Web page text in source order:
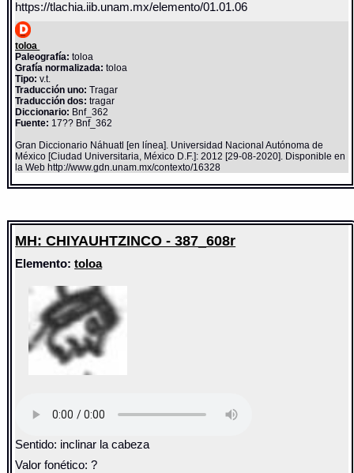
https://tlachia.iib.unam.mx/elemento/01.01.06
toloa
Paleografía: toloa
Grafía normalizada: toloa
Tipo: v.t.
Traducción uno: Tragar
Traducción dos: tragar
Diccionario: Bnf_362
Fuente: 17?? Bnf_362
Gran Diccionario Náhuatl [en línea]. Universidad Nacional Autónoma de
México [Ciudad Universitaria, México D.F.]: 2012 [29-08-2020]. Disponible en
la Web http://www.gdn.unam.mx/contexto/16328
MH: CHIYAUHTZINCO - 387_608r
Elemento:toloa
Sentido: inclinar la cabeza
Valor fonético: ?